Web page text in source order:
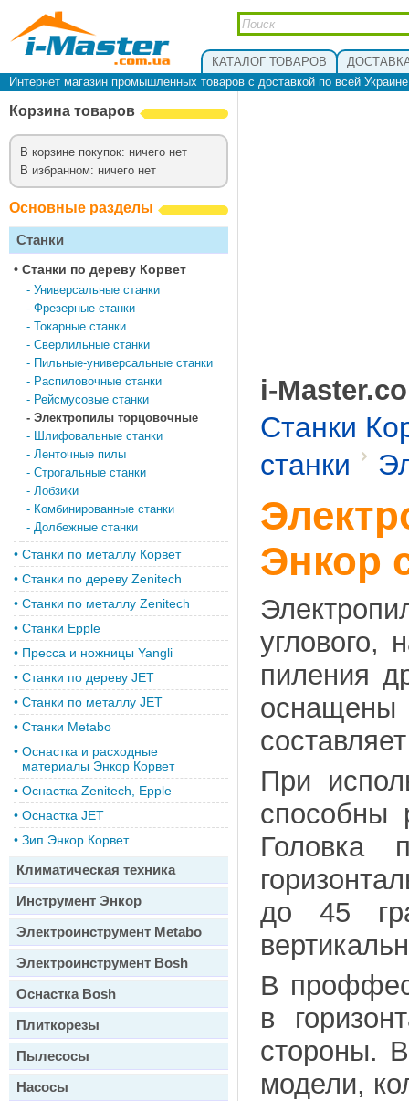
КАТАЛОГ ТОВАРОВ
Интернет магазин промышленных товаров с доставкой по всей
Корзина товаров
В корзине покупок: ничего нет
В избранном: ничего нет
Основные разделы
Станки
• Cтанки по дереву Корвет
- Универсальные станки
- Фрезерные станки
- Токарные станки
- Сверлильные станки
- Пильные-универсальные станки
- Распиловочные станки
- Рейсмусовые станки
- Электропилы торцовочные
- Шлифовальные станки
- Ленточные пилы
- Строгальные станки
- Лобзики
- Комбинированные станки
- Долбежные станки
• Станки по металлу Корвет
• Cтанки по дереву Zenitech
• Cтанки по металлу Zenitech
• Станки Epple
• Пресса и ножницы Yangli
• Станки по дереву JET
• Станки по металлу JET
• Станки Metabo
• Оснастка и расходные
материалы Энкор Корвет
• Оснастка Zenitech, Epple
• Оснастка JET
• Зип Энкор Корвет
Климатическая техника
Инструмент Энкор
Электроинструмент Metabo
Электроинструмент Bosh
Оснастка Bosh
Плиткорезы
Пылесосы
Насосы
i-
Станки
станки
Энкор
углового,
пиления
оснащены
При
способны
Головка
до 45
В
в
стороны.
модели,